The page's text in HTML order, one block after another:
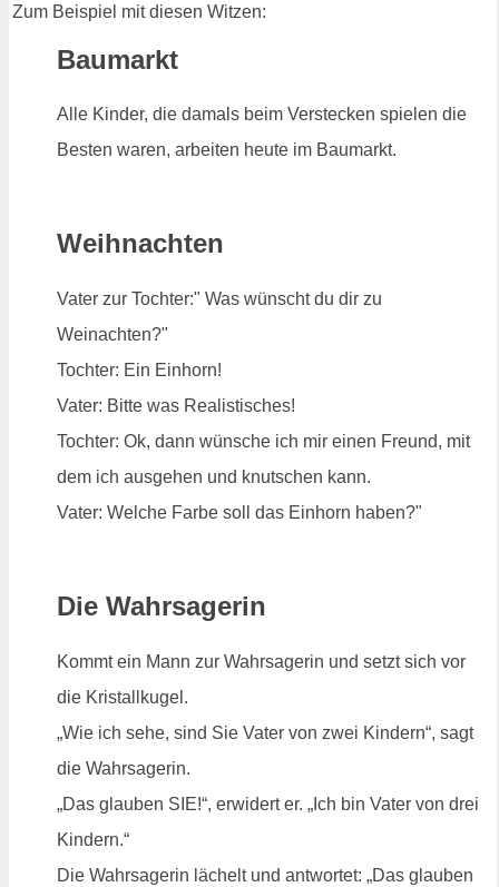
Zum Beispiel mit diesen Witzen:
Baumarkt
Alle Kinder, die damals beim Verstecken spielen die
Besten waren, arbeiten heute im Baumarkt.
Weihnachten
Vater zur Tochter:" Was wünscht du dir zu
Weinachten?"
Tochter: Ein Einhorn!
Vater: Bitte was Realistisches!
Tochter: Ok, dann wünsche ich mir einen Freund, mit
dem ich ausgehen und knutschen kann.
Vater: Welche Farbe soll das Einhorn haben?"
Die Wahrsagerin
Kommt ein Mann zur Wahrsagerin und setzt sich vor
die Kristallkugel.
„Wie ich sehe, sind Sie Vater von zwei Kindern“, sagt
die Wahrsagerin.
„Das glauben SIE!“, erwidert er. „Ich bin Vater von drei
Kindern.“
Die Wahrsagerin lächelt und antwortet: „Das glauben